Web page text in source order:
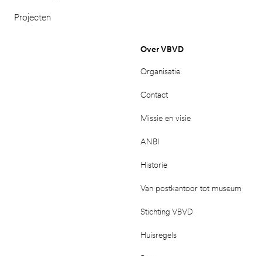
Projecten
Over VBVD
Organisatie
Contact
Missie en visie
ANBI
Historie
Van postkantoor tot museum
Stichting VBVD
Huisregels